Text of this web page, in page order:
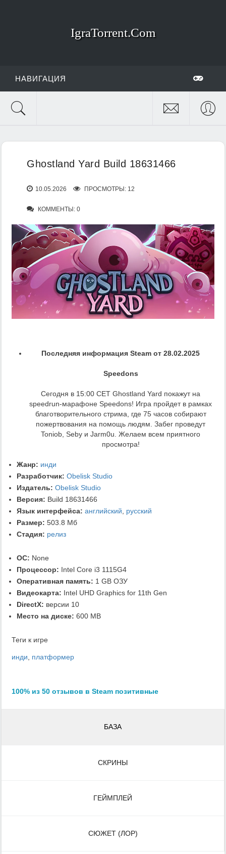
IgraTorrent.Com
НАВИГАЦИЯ
Ghostland Yard Build 18631466
10.05.2026 ПРОСМОТРЫ: 12
КОММЕНТЫ: 0
Последняя информация Steam от 28.02.2025
Speedons
Сегодня в 15:00 CET Ghostland Yard покажут на
speedrun-марафоне Speedons! Игра пройдет в рамках
благотворительного стрима, где 75 часов собирают
пожертвования на помощь людям. Забег проведут
Toniob, Seby и Jarm0u. Желаем всем приятного
просмотра!
Жанр: инди
Разработчик: Obelisk Studio
Издатель: Obelisk Studio
Версия: Build 18631466
Язык интерфейса: английский, русский
Размер: 503.8 Мб
Стадия: релиз
ОС: None
Процессор: Intel Core i3 1115G4
Оперативная память: 1 GB ОЗУ
Видеокарта: Intel UHD Graphics for 11th Gen
DirectX: версии 10
Место на диске: 600 MB
Теги к игре
инди, платформер
100% из 50 отзывов в Steam позитивные
БАЗА
СКРИНЫ
ГЕЙМПЛЕЙ
СЮЖЕТ (ЛОР)